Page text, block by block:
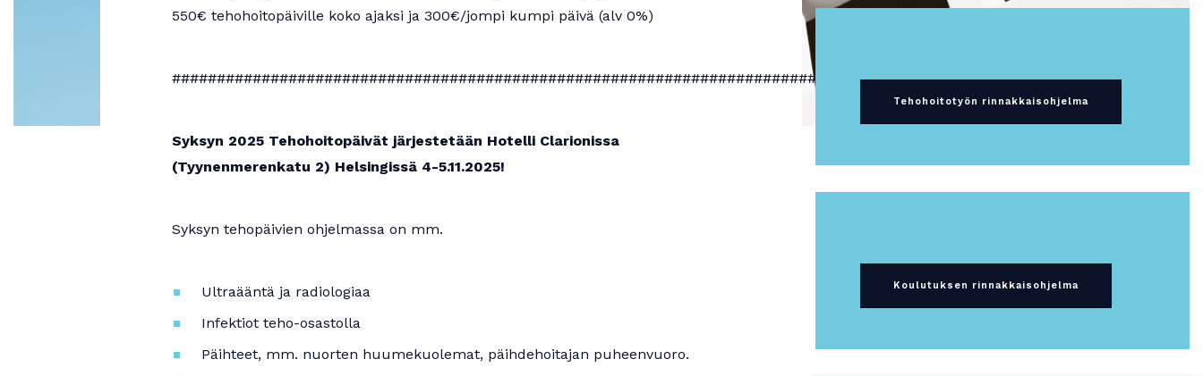
550€ tehohoitopäiville koko ajaksi ja 300€/jompi kumpi päivä (alv 0%)
######################################################################################
Syksyn 2025 Tehohoitopäivät järjestetään Hotelli Clarionissa
(Tyynenmerenkatu 2) Helsingissä 4-5.11.2025!
Syksyn tehopäivien ohjelmassa on mm.
Ultraääntä ja radiologiaa
Infektiot teho-osastolla
Päihteet, mm. nuorten huumekuolemat, päihdehoitajan puheenvuoro.
Tehohoitotyön rinnakkaisohjelma
Koulutuksen rinnakkaisohjelma